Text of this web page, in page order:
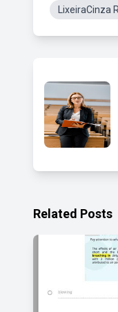
LixeiraCinza
Related Posts